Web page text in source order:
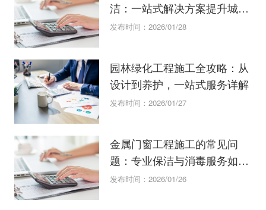
洁：一站式解决方案提升城市
绿化管理效
发布时间：2026/01/28
园林绿化工程施工全攻略：从
设计到养护，一站式服务详解
发布时间：2026/01/27
金属门窗工程施工的常见问
题：专业保洁与消毒服务如何
配合？
发布时间：2026/01/26